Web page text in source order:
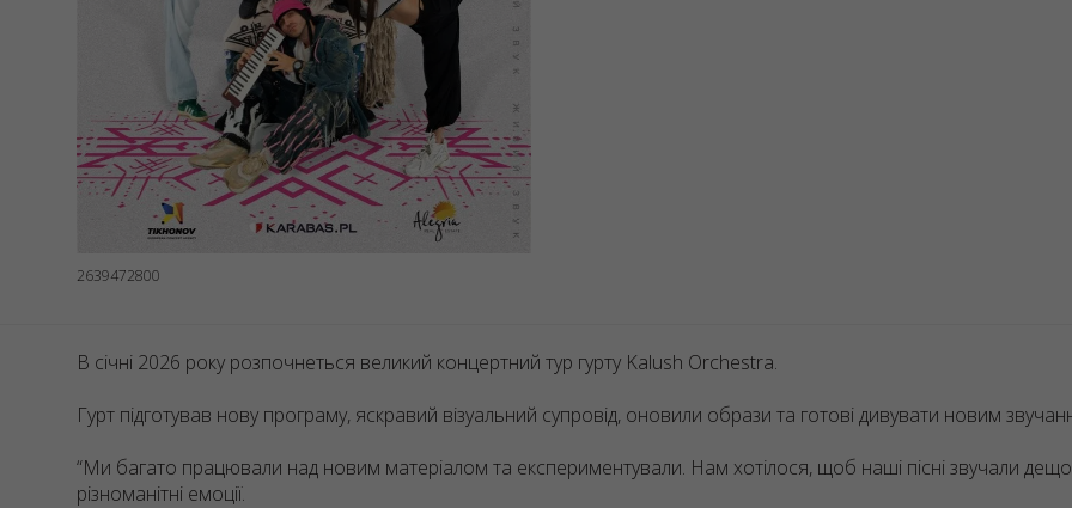
2639472800
В січні 2026 року розпочнеться великий концертний тур гурту Kalush Orchestra.
Гурт підготував нову програму, яскравий візуальний супровід, оновили образи та готові дивувати новим
“Ми багато працювали над новим матеріалом та експериментували. Нам хотілося, щоб наші пісні звучали
різноманітні емоції.